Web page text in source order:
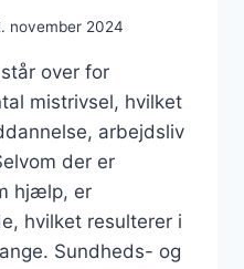
november 2024
over for
mistrivsel, hvilket
arbejdsliv
der er
hjælp, er
hvilket resulterer i
Sundheds- og